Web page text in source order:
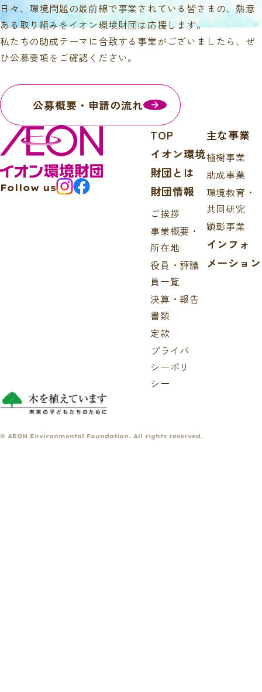
日々、環境問題の最前線で事業されている皆さまの、熱意
ある取り組みをイオン環境財団は応援します。
私たちの助成テーマに合致する事業がございましたら、ぜ
ひ公募要項をご確認ください。
公募概要・申請の流れ
Follow us
TOP
イオン環境
財団とは
財団情報
ご挨拶
事業概要・
所在地
役員・評議
員一覧
決算・報告
書類
定款
プライバ
シーポリ
シー
主な事業
植樹事業
助成事業
環境教育・
共同研究
顕彰事業
インフォ
メーション
© AEON Environmental Foundation. All rights reserved.